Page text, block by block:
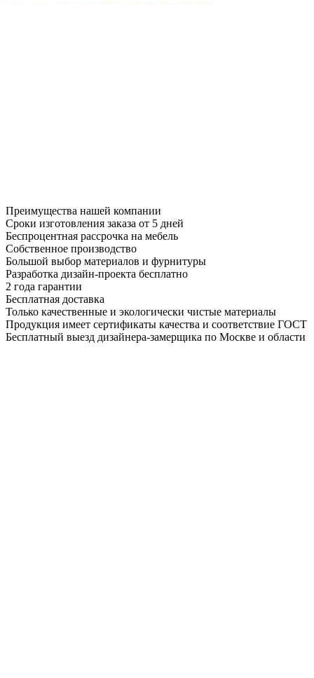
Преимущества нашей компании
Сроки изготовления заказа от 5 дней
Беспроцентная рассрочка на мебель
Собственное производство
Большой выбор материалов и фурнитуры
Разработка дизайн-проекта бесплатно
2 года гарантии
Бесплатная доставка
Только качественные и экологически чистые материалы
Продукция имеет сертификаты качества и соответствие ГОСТ
Бесплатный выезд дизайнера-замерщика по Москве и области